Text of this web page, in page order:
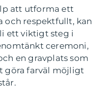
att utforma ett
och respektfullt, kan
ett viktigt steg i
ceremoni,
en gravplats som
göra farväl möjligt